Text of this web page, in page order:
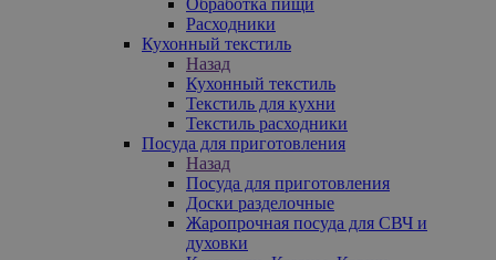
Расходники
Кухонный текстиль
Назад
Кухонный текстиль
Текстиль для кухни
Текстиль расходники
Посуда для приготовления
Назад
Посуда для приготовления
Доски разделочные
Жаропрочная посуда для СВЧ и
духовки